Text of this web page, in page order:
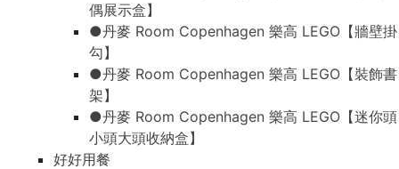
偶展示盒】
●丹麥 Room Copenhagen 樂高 LEGO【牆壁掛
勾】
●丹麥 Room Copenhagen 樂高 LEGO【裝飾書
架】
●丹麥 Room Copenhagen 樂高 LEGO【迷你頭
小頭大頭收納盒】
好好用餐